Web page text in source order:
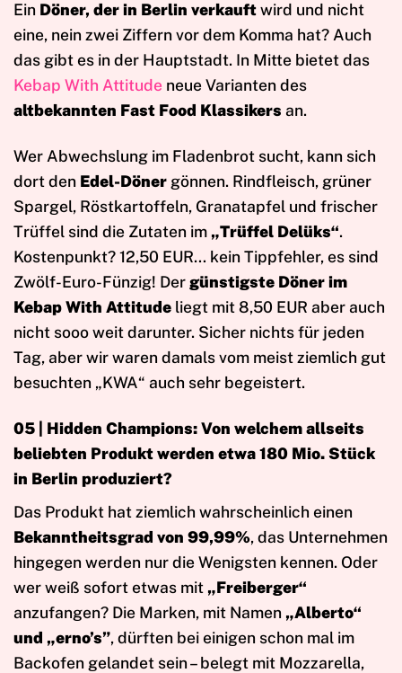
Ein Döner, der in Berlin verkauftwird und nicht
eine, nein zwei Ziffern vor dem Komma hat? Auch
das gibt es in der Hauptstadt. In Mitte bietet das
Kebap With Attitude neue Varianten des
altbekannten Fast Food Klassikers an.
Wer Abwechslung im Fladenbrot sucht, kann sich
dort den Edel-Döner gönnen. Rindfleisch, grüner
Spargel, Röstkartoffeln, Granatapfel und frischer
Trüffel sind die Zutaten im „Trüffel Delüks“.
Kostenpunkt? 12,50 EUR… kein Tippfehler, es sind
Zwölf-Euro-Fünzig! Dergünstigste Döner im
Kebap With Attitude liegt mit 8,50 EUR aber auch
nicht sooo weit darunter. Sicher nichts für jeden
Tag, aber wir waren damals vom meist ziemlich gut
besuchten „KWA“ auch sehr begeistert.
05 | Hidden Champions: Von welchem allseits
beliebten Produkt werden etwa 180 Mio. Stück
in Berlin produziert?
Das Produkt hat ziemlich wahrscheinlich einen
Bekanntheitsgrad von 99,99%, das Unternehmen
hingegen werden nur die Wenigsten kennen. Oder
wer weiß sofort etwas mit „Freiberger“
anzufangen? Die Marken, mit Namen „Alberto“
und „erno’s”, dürften bei einigen schon mal im
Backofen gelandet sein – belegt mit Mozzarella,